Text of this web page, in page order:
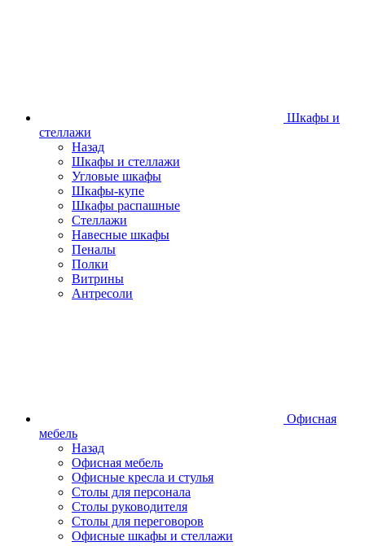
Шкафы и
стеллажи
Назад
Шкафы и стеллажи
Угловые шкафы
Шкафы-купе
Шкафы распашные
Стеллажи
Навесные шкафы
Пеналы
Полки
Витрины
Антресоли
Офисная
мебель
Назад
Офисная мебель
Офисные кресла и стулья
Столы для персонала
Столы руководителя
Столы для переговоров
Офисные шкафы и стеллажи